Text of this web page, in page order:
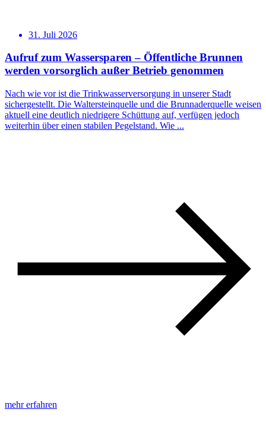
31. Juli 2026
Aufruf zum Wassersparen – Öffentliche Brunnen
werden vorsorglich außer Betrieb genommen
Nach wie vor ist die Trinkwasserversorgung in unserer Stadt
sichergestellt. Die Waltersteinquelle und die Brunnaderquelle weisen
aktuell eine deutlich niedrigere Schüttung auf, verfügen jedoch
weiterhin über einen stabilen Pegelstand. Wie ...
mehr erfahren